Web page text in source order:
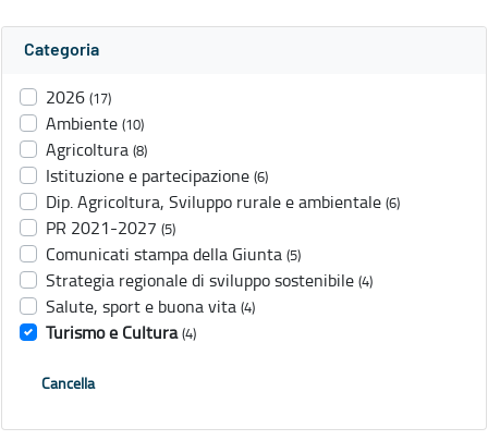
Categoria
2026 (17)
Ambiente (10)
Agricoltura (8)
Istituzione e partecipazione (6)
Dip. Agricoltura, Sviluppo rurale e ambientale (6)
PR 2021-2027 (5)
Comunicati stampa della Giunta (5)
Strategia regionale di sviluppo sostenibile (4)
Salute, sport e buona vita (4)
Turismo e Cultura (4)
Cancella